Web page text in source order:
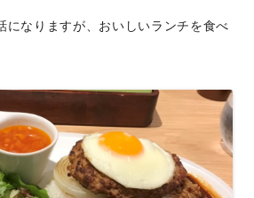
になりますが、おいしいランチを食べ